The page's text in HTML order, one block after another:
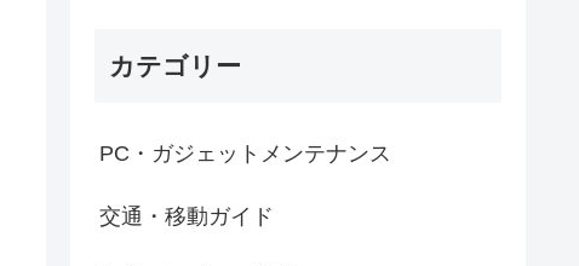
カテゴリー
PC・ガジェットメンテナンス
交通・移動ガイド